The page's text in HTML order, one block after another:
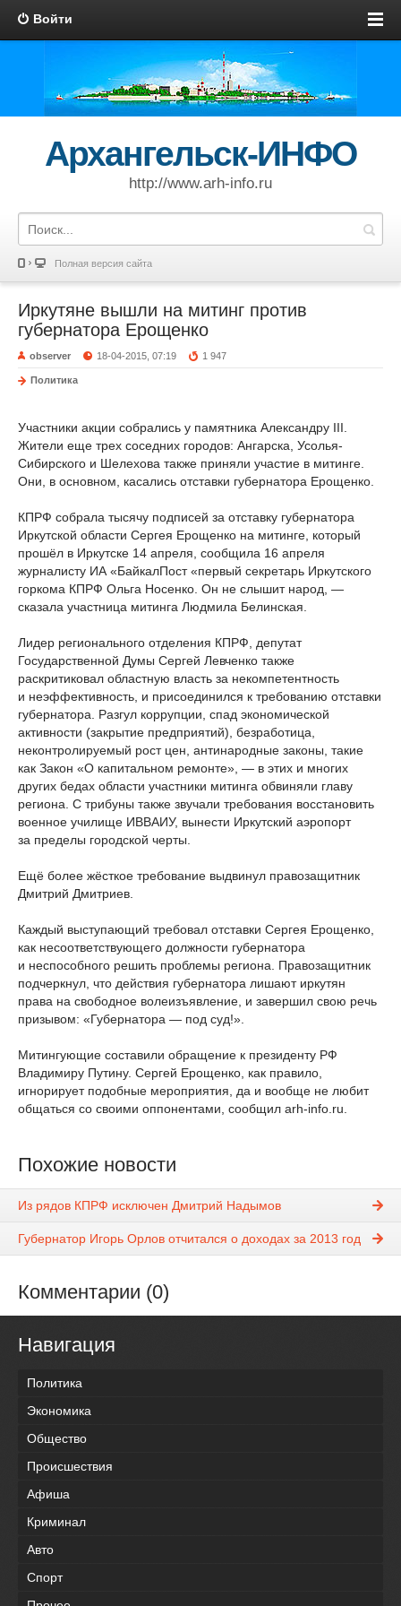
Войти
Архангельск-ИНФО
http://www.arh-info.ru
Полная версия сайта
Иркутяне вышли на митинг против
губернатора Ерощенко
observer 18-04-2015, 07:19 1 947
Политика
Участники акции собрались у памятника Александру III.
Жители еще трех соседних городов: Ангарска, Усолья-
Сибирского и Шелехова также приняли участие в митинге.
Они, в основном, касались отставки губернатора Ерощенко.
КПРФ собрала тысячу подписей за отставку губернатора
Иркутской области Сергея Ерощенко на митинге, который
прошёл в Иркутске 14 апреля, сообщила 16 апреля
журналисту ИА «БайкалПост «первый секретарь Иркутского
горкома КПРФ Ольга Носенко. Он не слышит народ, —
сказала участница митинга Людмила Белинская.
Лидер регионального отделения КПРФ, депутат
Государственной Думы Сергей Левченко также
раскритиковал областную власть за некомпетентность
и неэффективность, и присоединился к требованию отставки
губернатора. Разгул коррупции, спад экономической
активности (закрытие предприятий), безработица,
неконтролируемый рост цен, антинародные законы, такие
как Закон «О капитальном ремонте», — в этих и многих
других бедах области участники митинга обвиняли главу
региона. С трибуны также звучали требования восстановить
военное училище ИВВАИУ, вынести Иркутский аэропорт
за пределы городской черты.
Ещё более жёсткое требование выдвинул правозащитник
Дмитрий Дмитриев.
Каждый выступающий требовал отставки Сергея Ерощенко,
как несоответствующего должности губернатора
и неспособного решить проблемы региона. Правозащитник
подчеркнул, что действия губернатора лишают иркутян
права на свободное волеизъявление, и завершил свою речь
призывом: «Губернатора — под суд!».
Митингующие составили обращение к президенту РФ
Владимиру Путину. Сергей Ерощенко, как правило,
игнорирует подобные мероприятия, да и вообще не любит
общаться со своими оппонентами, сообщил arh-info.ru.
Похожие новости
Из рядов КПРФ исключен Дмитрий Надымов
Губернатор Игорь Орлов отчитался о доходах за 2013 год
Комментарии (0)
Навигация
Политика
Экономика
Общество
Происшествия
Афиша
Криминал
Авто
Спорт